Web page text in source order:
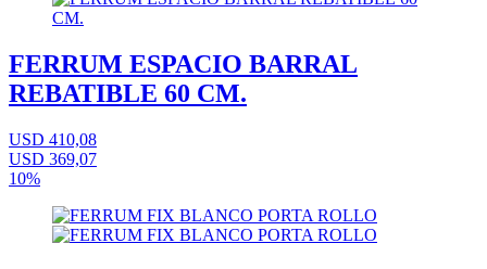
FERRUM ESPACIO BARRAL
REBATIBLE 60 CM.
USD 410,08
USD 369,07
10%